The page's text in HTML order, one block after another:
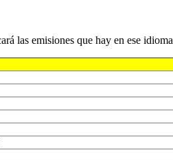
las emisiones que hay en ese idioma